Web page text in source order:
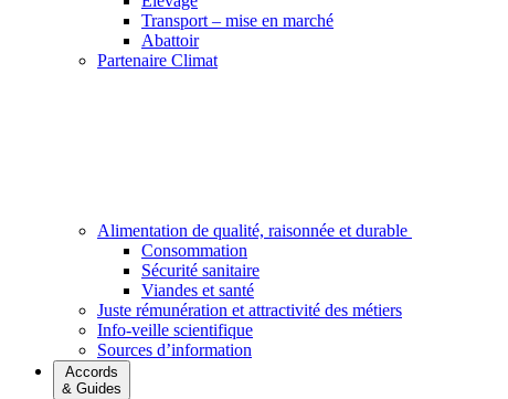
Transport – mise en marché
Abattoir
Partenaire Climat
Alimentation de qualité, raisonnée et durable
Consommation
Sécurité sanitaire
Viandes et santé
Juste rémunération et attractivité des métiers
Info-veille scientifique
Sources d’information
Accords
& Guides